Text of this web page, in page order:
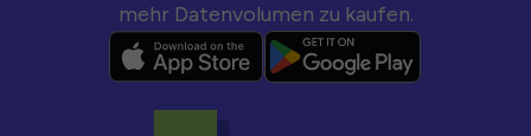
mehr Datenvolumen zu kaufen.